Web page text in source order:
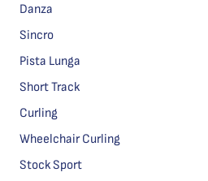
Danza
Sincro
Pista Lunga
Short Track
Curling
Wheelchair Curling
Stock Sport